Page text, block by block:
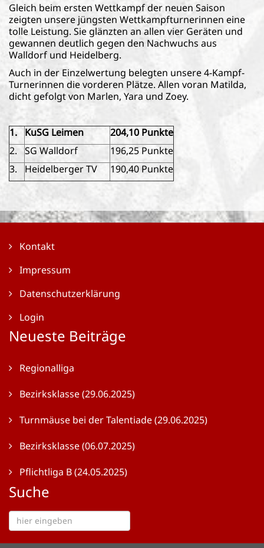
Gleich beim ersten Wettkampf der neuen Saison
zeigten unsere jüngsten Wettkampfturnerinnen eine
tolle Leistung. Sie glänzten an allen vier Geräten und
gewannen deutlich gegen den Nachwuchs aus
Walldorf und Heidelberg.
Auch in der Einzelwertung belegten unsere 4-Kampf-
Turnerinnen die vorderen Plätze. Allen voran Matilda,
dicht gefolgt von Marlen, Yara und Zoey.
1. KuSG Leimen 204,10 Punkte
2. SG Walldorf
196,25 Punkte
3.
Heidelberger TV 190,40 Punkte
Kontakt
Impressum
Datenschutzerklärung
Login
Neueste Beiträge
Regionalliga
Bezirksklasse (29.06.2025)
Turnmäuse bei der Talentiade (29.06.2025)
Bezirksklasse (06.07.2025)
Pflichtliga B (24.05.2025)
Suche